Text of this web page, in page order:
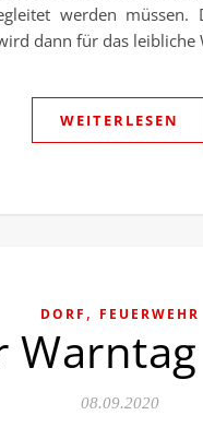
werden
dann für das leibliche
WEITERLESEN
DORF , FEUERWEHR
08.09.2020